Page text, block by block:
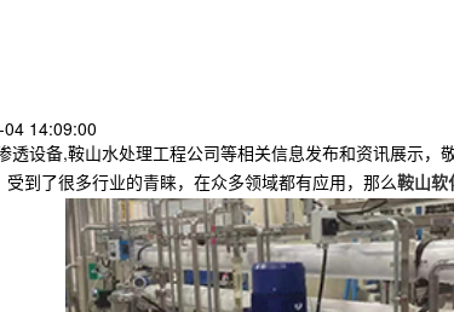
14:09:00
透设备,鞍山水处理工程公司等相关信息发布和资讯展示，敬
到了很多行业的青睐，在众多领域都有应用，那么鞍山软